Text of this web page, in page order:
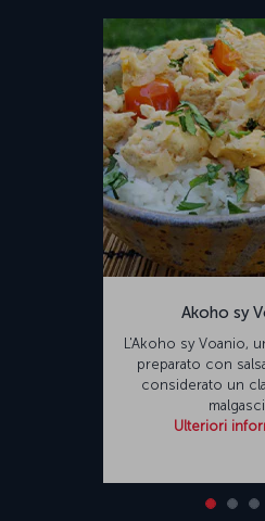
Akoho sy
L'Akoho sy Voanio,
preparato con
considerato un
Ulteriori